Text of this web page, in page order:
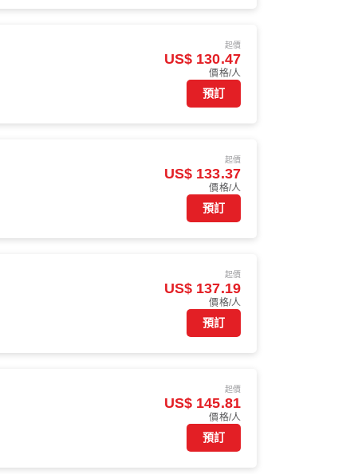
起價
US$ 130.47
價格/人
預訂
起價
US$ 133.37
價格/人
預訂
起價
US$ 137.19
價格/人
預訂
起價
US$ 145.81
價格/人
預訂